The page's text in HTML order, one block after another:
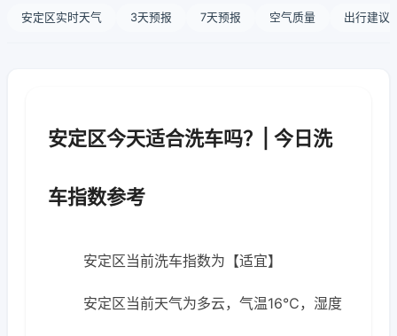
安定区实时天气 3天预报 7天预报 空气质量 出行建议
安定区今天适合洗车吗？| 今日洗
车指数参考
安定区当前洗车指数为【适宜】
安定区当前天气为多云，气温16℃，湿度